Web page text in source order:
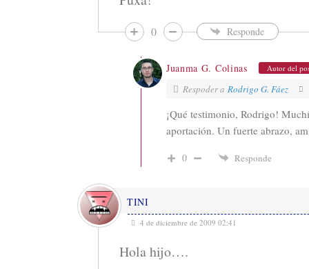
0 Responde
Juanma G. Colinas Autor del
Respoder a Rodrigo G. Fáez
¡Qué testimonio, Rodrigo!
aportación. Un fuerte abrazo,
0 Responde
TINI
4 de diciembre de 2009 02:41
Hola hijo….